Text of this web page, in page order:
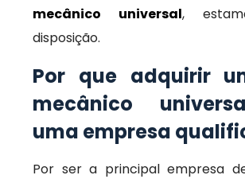
mecânico universal,
disposição.
Por que adquirir
mecânico
uma empresa
Por ser a principal empresa